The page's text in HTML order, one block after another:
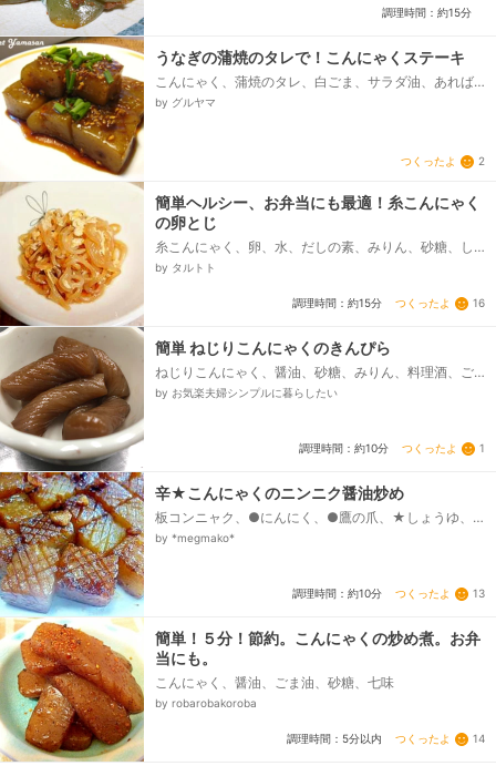
調理時間：約15分
うなぎの蒲焼のタレで！こんにゃくステーキ
こんにゃく、蒲焼のタレ、白ごま、サラダ油、あれば
青ねぎ（または、シソ）
by グルヤマ
つくったよ 2
簡単ヘルシー、お弁当にも最適！糸こんにゃく
の卵とじ
糸こんにゃく、卵、水、だしの素、みりん、砂糖、し
ょうゆ
by タルトト
調理時間：約15分 つくったよ 16
簡単 ねじりこんにゃくのきんぴら
ねじりこんにゃく、醤油、砂糖、みりん、料理酒、ご
ま油
by お気楽夫婦シンプルに暮らしたい
調理時間：約10分 つくったよ 1
辛★こんにゃくのニンニク醤油炒め
板コンニャク、●にんにく、●鷹の爪、★しょうゆ、
★みりん、ごま油
by *megmako*
調理時間：約10分 つくったよ 13
簡単！５分！節約。こんにゃくの炒め煮。お弁
当にも。
こんにゃく、醤油、ごま油、砂糖、七味
by robarobakoroba
調理時間：5分以内 つくったよ 14